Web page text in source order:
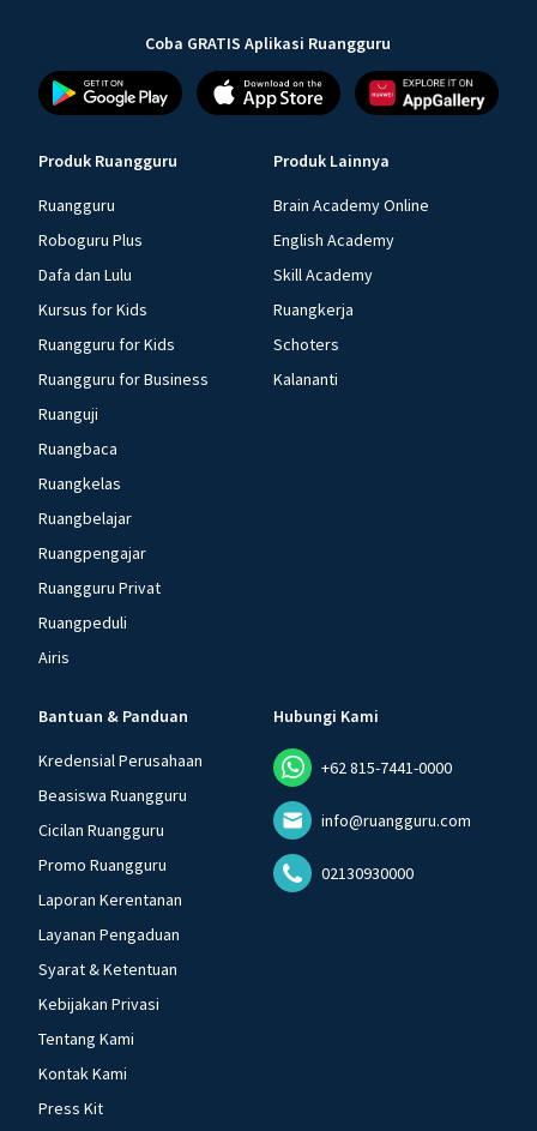
Coba GRATIS Aplikasi Ruangguru
Produk Ruangguru
Ruangguru
Roboguru Plus
Dafa dan Lulu
Kursus for Kids
Ruangguru for Kids
Ruangguru for Business
Ruanguji
Ruangbaca
Ruangkelas
Ruangbelajar
Ruangpengajar
Ruangguru Privat
Ruangpeduli
Airis
Produk Lainnya
Brain Academy Online
English Academy
Skill Academy
Ruangkerja
Schoters
Kalananti
Bantuan & Panduan
Kredensial Perusahaan
Beasiswa Ruangguru
Cicilan Ruangguru
Promo Ruangguru
Laporan Kerentanan
Layanan Pengaduan
Syarat & Ketentuan
Kebijakan Privasi
Tentang Kami
Kontak Kami
Press Kit
Hubungi Kami
+62 815-7441-0000
info@ruangguru.com
02130930000